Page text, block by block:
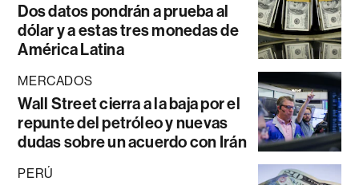
Dos datos pondrán a prueba al
dólar y a estas tres monedas de
América Latina
MERCADOS
Wall Street cierra a la baja por el
repunte del petróleo y nuevas
dudas sobre un acuerdo con Irán
PERÚ